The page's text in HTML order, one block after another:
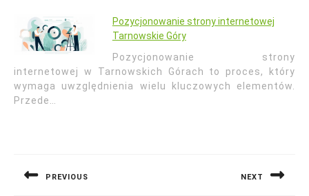
Pozycjonowanie strony internetowej
Tarnowskie Góry
Pozycjonowanie strony
internetowej w Tarnowskich Górach to proces, który
wymaga uwzględnienia wielu kluczowych elementów.
Przede…
PREVIOUS NEXT